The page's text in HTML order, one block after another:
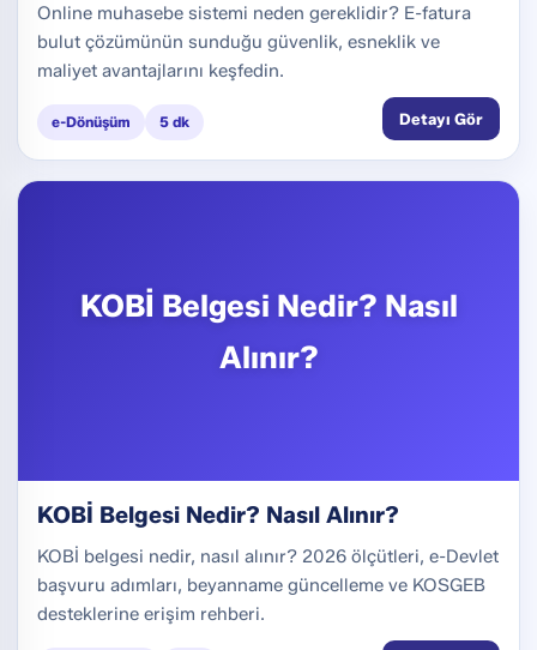
Online muhasebe sistemi neden gereklidir? E-fatura
bulut çözümünün sunduğu güvenlik, esneklik ve
maliyet avantajlarını keşfedin.
e-Dönüşüm 5 dk Detayı Gör
KOBİ Belgesi Nedir? Nasıl
Alınır?
KOBİ Belgesi Nedir? Nasıl Alınır?
KOBİ belgesi nedir, nasıl alınır? 2026 ölçütleri, e-Devlet
başvuru adımları, beyanname güncelleme ve KOSGEB
desteklerine erişim rehberi.